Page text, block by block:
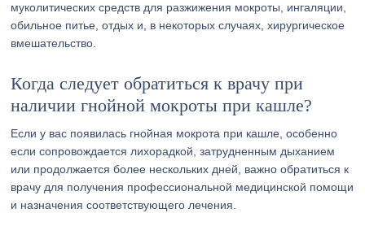
муколитических средств для разжижения мокроты, ингаляции,
обильное питье, отдых и, в некоторых случаях, хирургическое
вмешательство.
Когда следует обратиться к врачу при
наличии гнойной мокроты при кашле?
Если у вас появилась гнойная мокрота при кашле, особенно
если сопровождается лихорадкой, затрудненным дыханием
или продолжается более нескольких дней, важно обратиться к
врачу для получения профессиональной медицинской помощи
и назначения соответствующего лечения.